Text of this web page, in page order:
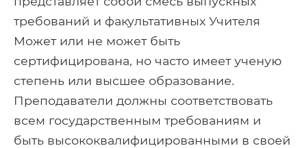
требований и факультативных Учителя
Может или не может быть
сертифицирована, но часто имеет ученую
степень или высшее образование.
Преподаватели должны соответствовать
всем государственным требованиям и
быть высококвалифицированными в своей